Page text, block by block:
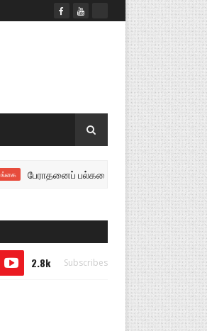
பல்கலைக்கழக கல்வி நடவடிக்கைகள்
2.8k Subscribes